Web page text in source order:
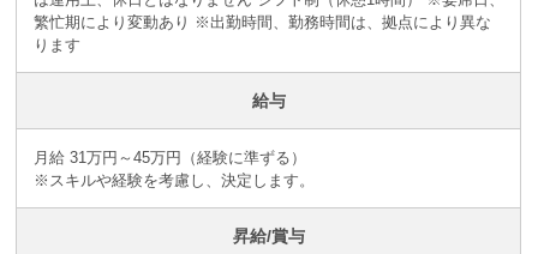
繁忙期により変動あり ※出勤時間、勤務時間は、拠点により異な
ります
給与
月給 31万円～45万円（経験に準ずる）
※スキルや経験を考慮し、決定します。
昇給/賞与